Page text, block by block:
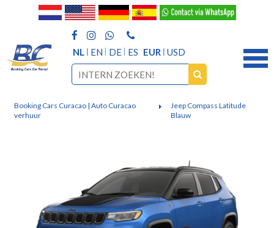
NL EN DE ES EUR USD
Booking Cars Curacao | Auto Curacao
verhuur
Jeep Compass Latitude
Blauw